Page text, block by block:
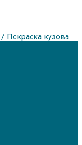
/ Покраска кузова